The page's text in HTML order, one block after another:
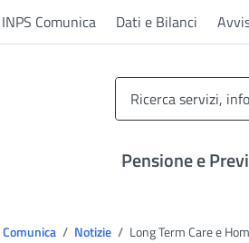
INPS Comunica Dati e Bilanci
Pensione e
Comunica Notizie Long Term Care e